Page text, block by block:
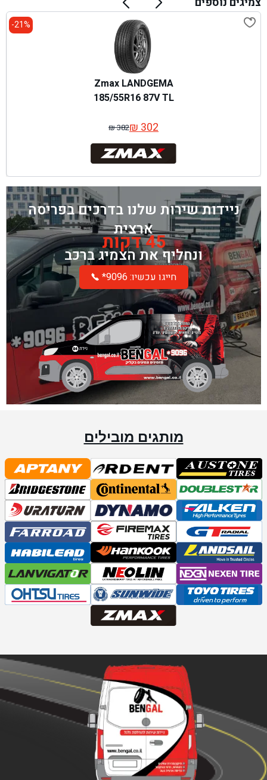
21%-
Zmax LANDGEMA
185/55R16 87V TL
₪382
המחיר
המקורי
היה:
₪ 382.
₪302 המחיר
הנוכחי
הוא:
₪ 302.
ניידות שירות שלנו בדרכים בפריסה
ארצית
45 דקות
ונחליף את הצמיג ברכב
*חייגו עכשיו: 9096
מותגים מובילים